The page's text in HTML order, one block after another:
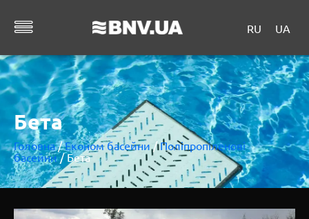
RU UA
Бета
Головна/Економ басейни/Поліпропіленові
басейни/ Бета